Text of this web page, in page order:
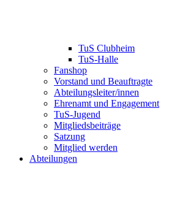
TuS Clubheim
TuS-Halle
Fanshop
Vorstand und Beauftragte
Abteilungsleiter/innen
Ehrenamt und Engagement
TuS-Jugend
Mitgliedsbeiträge
Satzung
Mitglied werden
Abteilungen